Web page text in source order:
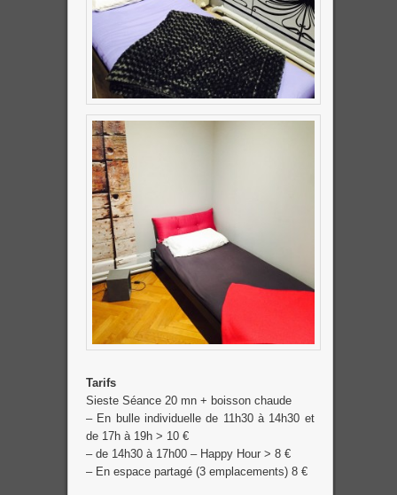
Tarifs
Sieste Séance 20 mn + boisson chaude
– En bulle individuelle de 11h30 à 14h30 et
de 17h à 19h > 10 €
– de 14h30 à 17h00 – Happy Hour > 8 €
– En espace partagé (3 emplacements) 8 €